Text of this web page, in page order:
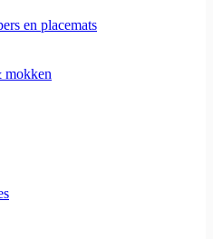
en placemats
mokken